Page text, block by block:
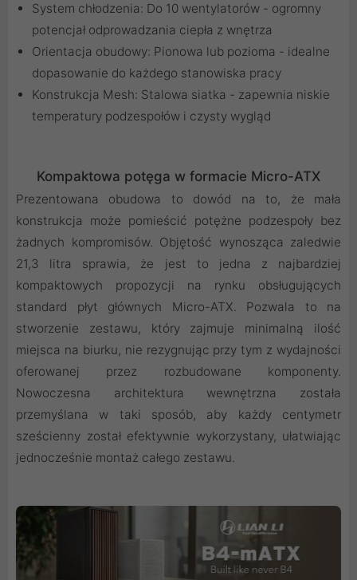
System chłodzenia: Do 10 wentylatorów - ogromny
potencjał odprowadzania ciepła z wnętrza
Orientacja obudowy: Pionowa lub pozioma - idealne
dopasowanie do każdego stanowiska pracy
Konstrukcja Mesh: Stalowa siatka - zapewnia niskie
temperatury podzespołów i czysty wygląd
Kompaktowa potęga w formacie Micro-ATX
Prezentowana obudowa to dowód na to, że mała
konstrukcja może pomieścić potężne podzespoły bez
żadnych kompromisów. Objętość wynosząca zaledwie
21,3 litra sprawia, że jest to jedna z najbardziej
kompaktowych propozycji na rynku obsługujących
standard płyt głównych Micro-ATX. Pozwala to na
stworzenie zestawu, który zajmuje minimalną ilość
miejsca na biurku, nie rezygnując przy tym z wydajności
oferowanej przez rozbudowane komponenty.
Nowoczesna architektura wewnętrzna została
przemyślana w taki sposób, aby każdy centymetr
sześcienny został efektywnie wykorzystany, ułatwiając
jednocześnie montaż całego zestawu.